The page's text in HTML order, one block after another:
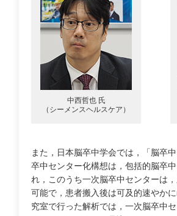
中西哲也 氏
（シーメンスヘルスケア）
また，日本脳卒中学会では，「脳卒
卒中センター化構想は，包括的脳卒
れ，このうち一次脳卒中センターは
可能で，患者搬入後は可及的速やか
究室で行った解析では，一次脳卒中